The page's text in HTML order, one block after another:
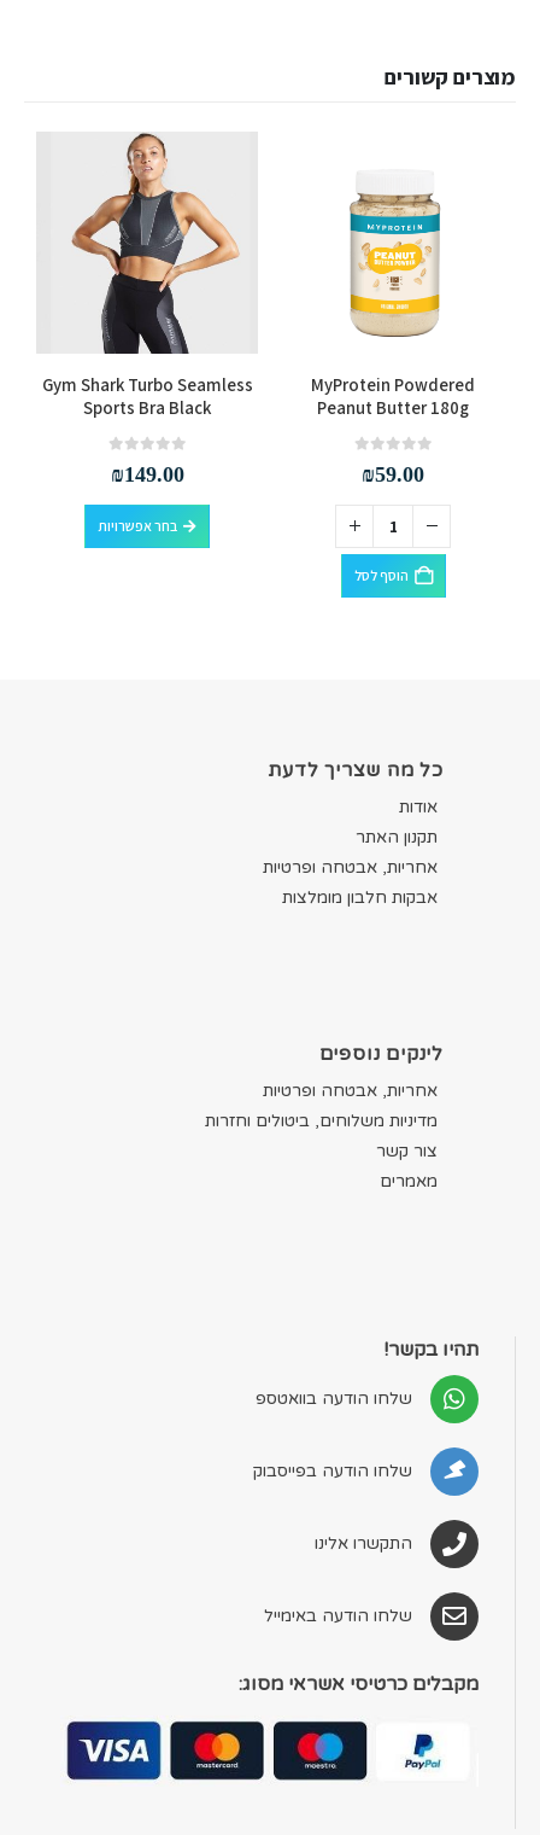
מוצרים קשורים
MyProtein Powdered
Peanut Butter 180g
₪59.00
הוסף לסל
למוצר זה יש מספר סוגים. ניתן לבחור את האפשרויות בעמוד המוצר
Gym Shark Turbo Seamless
Sports Bra Black
₪149.00
בחר אפשרויות
למוצר זה יש מספר סוגים. ניתן לבחור את האפשרויות בעמוד המוצר
כל מה שצריך לדעת
אודות
תקנון האתר
אחריות, אבטחה ופרטיות
אבקות חלבון מומלצות
לינקים נוספים
אחריות, אבטחה ופרטיות
מדיניות משלוחים, ביטולים וחזרות
צור קשר
מאמרים
תהיו בקשר!
שלחו הודעה בוואטספ
שלחו הודעה בפייסבוק
התקשרו אלינו
שלחו הודעה באימייל
מקבלים כרטיסי אשראי מסוג: